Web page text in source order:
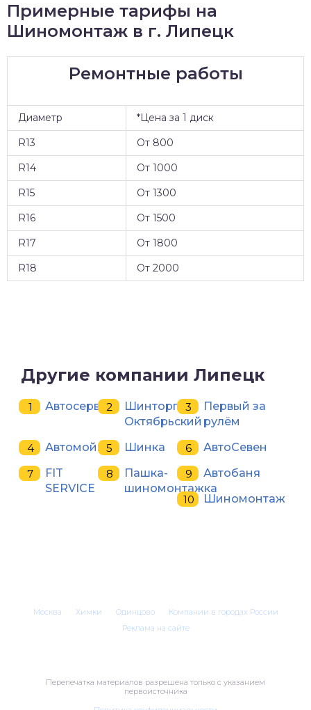
Примерные тарифы на
Шиномонтаж в г. Липецк
Ремонтные работы
Диаметр
*Цена за 1 диск
R13
От 800
R14
От 1000
R15
От 1300
R16
От 1500
R17
От 1800
R18
От 2000
Другие компании Липецк
Автосервис
Шинторг
Октябрьский
Первый за
рулём
Автомойка
Шинка
АвтоСевен
FIT
SERVICE
Пашка-
шиномонтажка
Автобаня
Шиномонтаж
Москва Химки Одинцово
Компании в городах России
Реклама на сайте
Перепечатка материалов разрешена только с указанием
первоисточника